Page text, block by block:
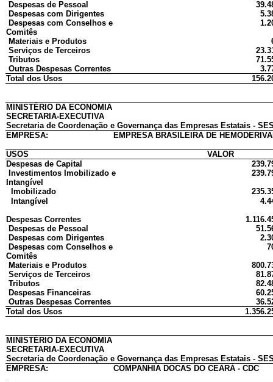
Despesas de Pessoal
Despesas com Dirigentes
Despesas com Conselhos e
Comitês
Materiais e Produtos
Serviços de Terceiros
Tributos
Outras Despesas Correntes
Total dos Usos
MINISTÉRIO DA ECONOMIA
SECRETARIA-EXECUTIVA
Secretaria de Coordenação e Governança das Empresas Estatais -
EMPRESA:
EMPRESA BRASILEIRA DE
USOS
VALOR
Despesas de Capital
Investimentos Imobilizado e
Intangível
Imobilizado
Intangível
Despesas Correntes
Despesas de Pessoal
Despesas com Dirigentes
Despesas com Conselhos e
Comitês
Materiais e Produtos
Serviços de Terceiros
Tributos
Despesas Financeiras
Outras Despesas Correntes
Total dos Usos
MINISTÉRIO DA ECONOMIA
SECRETARIA-EXECUTIVA
Secretaria de Coordenação e Governança das Empresas Estatais -
EMPRESA:
COMPANHIA DOCAS DO CEARÁ - CDC